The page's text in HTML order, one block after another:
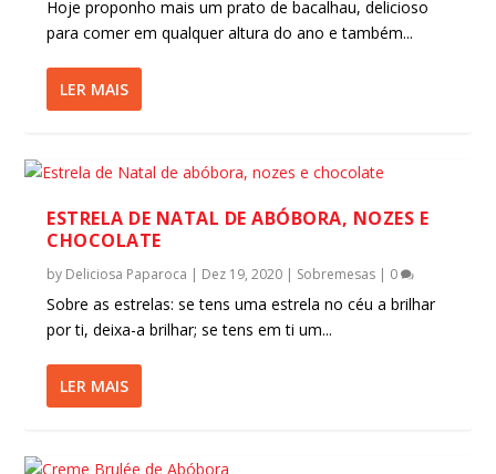
Hoje proponho mais um prato de bacalhau, delicioso
para comer em qualquer altura do ano e também...
LER MAIS
ESTRELA DE NATAL DE ABÓBORA, NOZES E
CHOCOLATE
by Deliciosa Paparoca | Dez 19, 2020 | Sobremesas | 0
Sobre as estrelas: se tens uma estrela no céu a brilhar
por ti, deixa-a brilhar; se tens em ti um...
LER MAIS